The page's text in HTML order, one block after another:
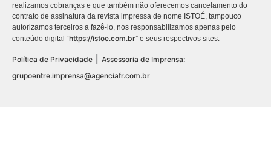
realizamos cobranças e que também não oferecemos cancelamento do
contrato de assinatura da revista impressa de nome ISTOÉ, tampouco
autorizamos terceiros a fazê-lo, nos responsabilizamos apenas pelo
conteúdo digital “https://istoe.com.br” e seus respectivos sites.
Política de Privacidade
Assessoria de Imprensa:
grupoentre.imprensa@agenciafr.com.br